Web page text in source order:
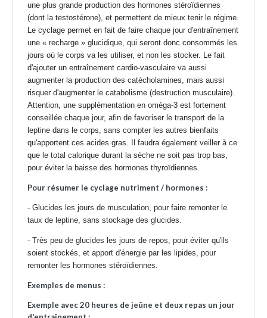
une plus grande production des hormones stéroïdiennes
(dont la testostérone), et permettent de mieux tenir le régime.
Le cyclage permet en fait de faire chaque jour d'entraînement
une « recharge » glucidique, qui seront donc consommés les
jours où le corps va les utiliser, et non les stocker. Le fait
d'ajouter un entraînement cardio-vasculaire va aussi
augmenter la production des catécholamines, mais aussi
risquer d'augmenter le catabolisme (destruction musculaire).
Attention, une supplémentation en oméga-3 est fortement
conseillée chaque jour, afin de favoriser le transport de la
leptine dans le corps, sans compter les autres bienfaits
qu'apportent ces acides gras. Il faudra également veiller à ce
que le total calorique durant la sèche ne soit pas trop bas,
pour éviter la baisse des hormones thyroïdiennes.
Pour résumer le cyclage nutriment / hormones :
- Glucides les jours de musculation, pour faire remonter le
taux de leptine, sans stockage des glucides.
- Très peu de glucides les jours de repos, pour éviter qu'ils
soient stockés, et apport d'énergie par les lipides, pour
remonter les hormones stéroïdiennes.
Exemples de menus :
Exemple avec 20 heures de jeûne et deux repas un jour